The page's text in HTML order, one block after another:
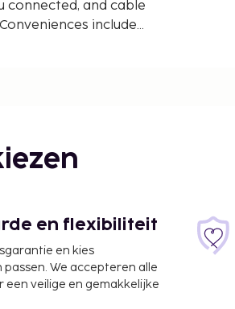
connected, and cable
include
/ 1.4 mi Lakeside
are:Branson, MO (BKG)
Regional) - 52.1 km /
Vacations, you'll be
of Titanic Museum and
resort is 3.4
en flexibiliteit
en kies
We accepteren alle
veilige en gemakkelijke